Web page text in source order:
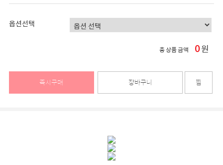
옵션선택
총 상품 금액 0원
즉시구매 장바구니 찜